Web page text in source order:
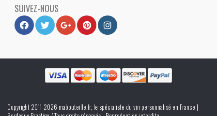
SUIVEZ-NOUS
Copyright 2011-2026 mabouteille.fr, le spécialiste du vin personnalisé en France |